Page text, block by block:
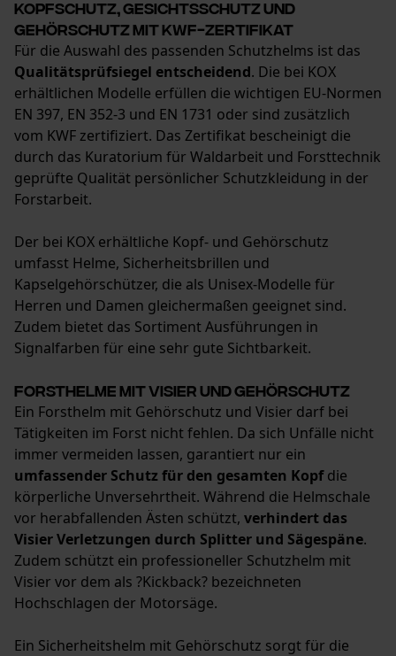
Kopfschutz, Gesichtsschutz und
Gehörschutz mit KWF-Zertifikat
Für die Auswahl des passenden Schutzhelms ist das
Qualitätsprüfsiegel entscheidend. Die bei KOX
erhältlichen Modelle erfüllen die wichtigen EU-Normen
EN 397, EN 352-3 und EN 1731 oder sind zusätzlich
vom KWF zertifiziert. Das Zertifikat bescheinigt die
durch das Kuratorium für Waldarbeit und Forsttechnik
geprüfte Qualität persönlicher Schutzkleidung in der
Forstarbeit.
Der bei KOX erhältliche Kopf- und Gehörschutz
umfasst Helme, Sicherheitsbrillen und
Kapselgehörschützer, die als Unisex-Modelle für
Herren und Damen gleichermaßen geeignet sind.
Zudem bietet das Sortiment Ausführungen in
Signalfarben für eine sehr gute Sichtbarkeit.
Forsthelme mit Visier und Gehörschutz
Ein Forsthelm mit Gehörschutz und Visier darf bei
Tätigkeiten im Forst nicht fehlen. Da sich Unfälle nicht
immer vermeiden lassen, garantiert nur ein
umfassender Schutz für den gesamten Kopfdie
körperliche Unversehrtheit. Während die Helmschale
vor herabfallenden Ästen schützt, verhindert das
Visier Verletzungen durch Splitter und Sägespäne.
Zudem schützt ein professioneller Schutzhelm mit
Visier vor dem als ?Kickback? bezeichneten
Hochschlagen der Motorsäge.
Ein Sicherheitshelm mit Gehörschutz sorgt für die
Persönliche Begrüßung
Geo-IP und User Detection
YouTube-Videos
Kontaktaufnahme per Chat
Marketing Cookies
Google Global Site Tag
Microsoft Advertising Universal
Event Tracking
Survicate